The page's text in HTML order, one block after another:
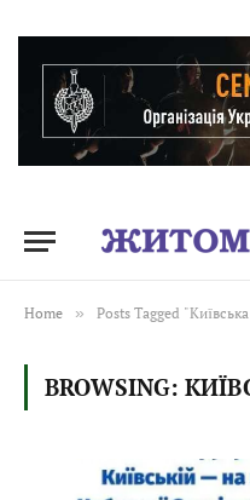
Home » Posts Tagged
BROWSING: